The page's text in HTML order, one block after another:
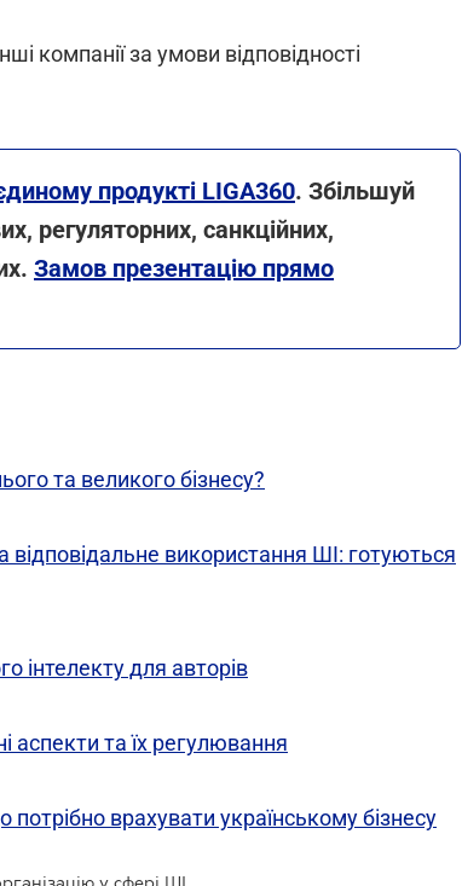
компанії за умови відповідності
продукті LIGA360. Збільшуй
регуляторних, санкційних,
Замов презентацію прямо
та великого бізнесу?
використання ШІ: готуються
інтелекту для авторів
аспекти та їх регулювання
врахувати українському бізнесу